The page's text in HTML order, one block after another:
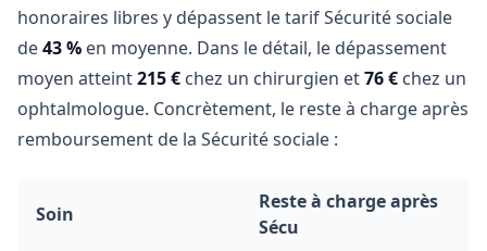
honoraires libres y dépassent le tarif Sécurité sociale
de43 % en moyenne. Dans le détail, le dépassement
moyen atteint215 € chez un chirurgien et76 € chez un
ophtalmologue. Concrètement, le reste à charge après
remboursement de la Sécurité sociale :
Soin
Reste à charge après
Sécu